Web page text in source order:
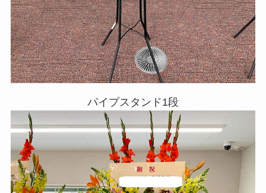
パイプスタンド1段